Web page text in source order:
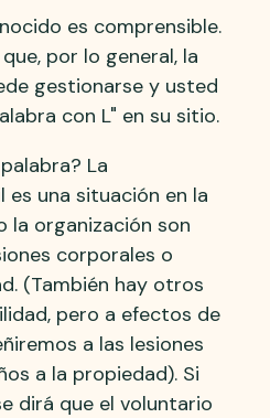
es comprensible.
por lo general, la
gestionarse y usted
con L" en su sitio.
La
es una situación en la
la organización son
corporales o
(También hay otros
pero a efectos de
a las lesiones
a la propiedad). Si
dirá que el voluntario